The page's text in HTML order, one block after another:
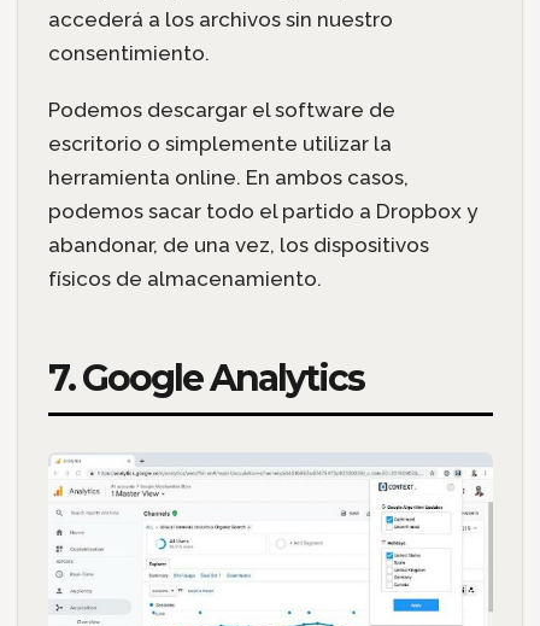
accederá a los archivos sin nuestro
consentimiento.
Podemos descargar el software de
escritorio o simplemente utilizar la
herramienta online. En ambos casos,
podemos sacar todo el partido a Dropbox y
abandonar, de una vez, los dispositivos
físicos de almacenamiento.
7. Google Analytics